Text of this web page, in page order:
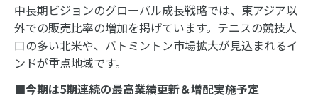
中長期ビジョンのグローバル成長戦略では、東アジア以
外での販売比率の増加を掲げています。テニスの競技人
口の多い北米や、バトミントン市場拡大が見込まれるイ
ンドが重点地域です。
■今期は5期連続の最高業績更新＆増配実施予定